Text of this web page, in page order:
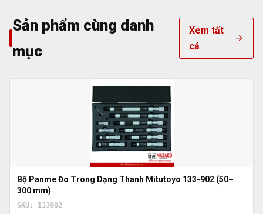
Sản phẩm cùng danh
mục
Xem tất
cả
Bộ Panme Đo Trong Dạng Thanh Mitutoyo 133-902 (50–
300 mm)
SKU: 133902